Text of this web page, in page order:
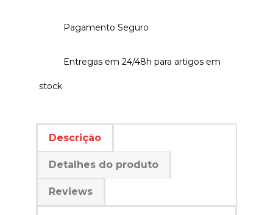
Pagamento Seguro
Entregas em 24/48h para artigos em
stock
Descrição
Detalhes do produto
Reviews